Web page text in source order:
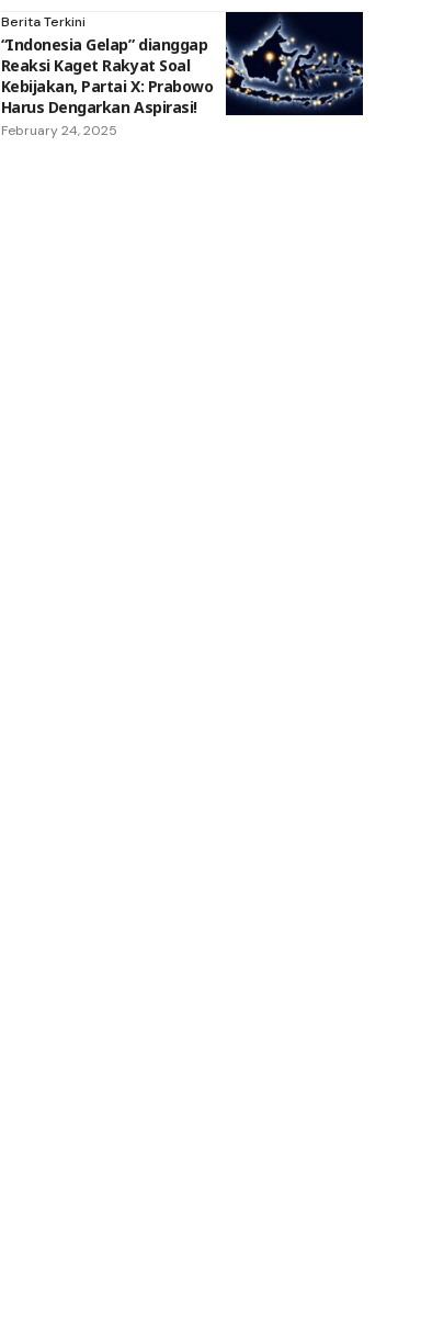
Berita Terkini
“Indonesia Gelap” dianggap
Reaksi Kaget Rakyat Soal
Kebijakan, Partai X: Prabowo
Harus Dengarkan Aspirasi!
February 24, 2025